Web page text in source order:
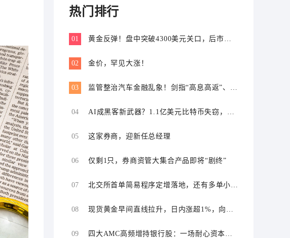
热门排行
01
黄金反弹！盘中突破4300美元关口，后市怎
02
金价，罕见大涨！
03
监管整治汽车金融乱象！剑指“高息高返”、
04
AI成黑客新武器？1.1亿美元比特币失窃，加
05
这家券商，迎新任总经理
06 仅剩1只，券商资管大集合产品即将“剧终”
07
北交所首单简易程序定增落地，还有多单小额
08
现货黄金早间直线拉升，日内涨超1%，向上
09
四大AMC高频增持银行股：一场耐心资本的